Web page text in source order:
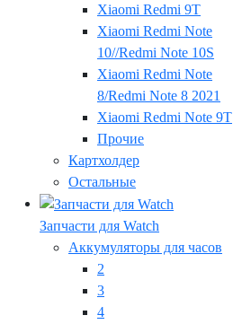
Xiaomi Redmi 9T
Xiaomi Redmi Note
10//Redmi Note 10S
Xiaomi Redmi Note
8/Redmi Note 8 2021
Xiaomi Redmi Note 9T
Прочие
Картхолдер
Остальные
Запчасти для Watch
Аккумуляторы для часов
2
3
4